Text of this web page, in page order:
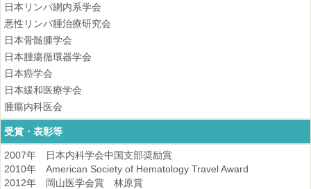
日本リンパ網内系学会
悪性リンパ腫治療研究会
日本骨髄腫学会
日本腫瘍循環器学会
日本癌学会
日本緩和医療学会
腫瘍内科医会
受賞・表彰等
2007年 日本内科学会中国支部奨励賞
2010年 American Society of Hematology Travel Award
2012年 岡山医学会賞 林原賞